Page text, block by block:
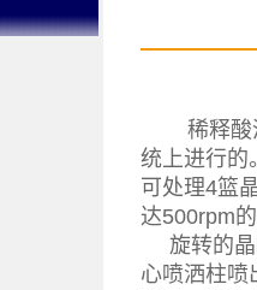
稀释酸
统上进行的
可处理4篮
达500rpm
旋转的
心喷洒柱喷